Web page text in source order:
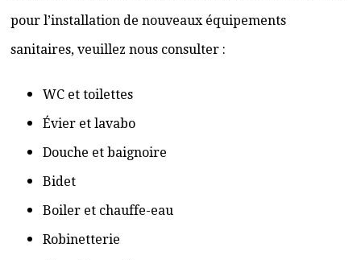
pour l’installation de nouveaux équipements
sanitaires, veuillez nous consulter :
WC et toilettes
Évier et lavabo
Douche et baignoire
Bidet
Boiler et chauffe-eau
Robinetterie